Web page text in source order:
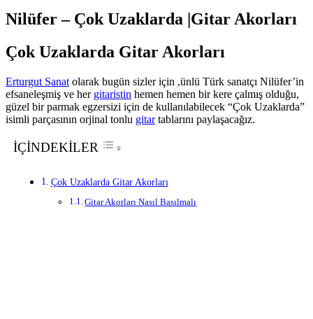
Nilüfer – Çok Uzaklarda |Gitar Akorları
Çok Uzaklarda Gitar Akorları
Erturgut Sanat olarak bugün sizler için ,ünlü Türk sanatçı Nilüfer’in
efsaneleşmiş ve her gitaristin hemen hemen bir kere çalmış olduğu,
güzel bir parmak egzersizi için de kullanılabilecek “Çok Uzaklarda”
isimli parçasının orjinal tonlu gitartablarını paylaşacağız.
İÇİNDEKİLER
Çok Uzaklarda Gitar Akorları
Gitar Akorları Nasıl Basılmalı